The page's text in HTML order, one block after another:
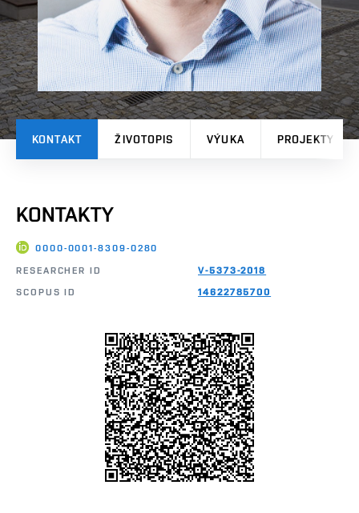
KONTAKT ŽIVOTOPIS VÝUKA PROJEKTY
KONTAKTY
0000-0001-8309-0280
RESEARCHER ID
V-5373-2018
SCOPUS ID
14622785700